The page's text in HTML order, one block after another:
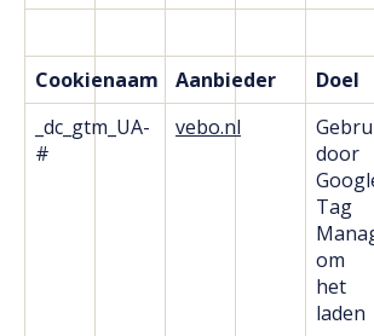
Cookienaam Aanbieder Doel
_dc_gtm_UA-
#
vebo.nl
door
Tag
om
het
laden